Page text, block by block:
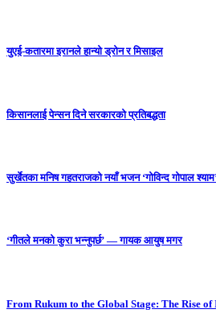
युएई-कतारमा इरानले हान्यो ड्रोन र मिसाइल
किसानलाई पेन्सन दिने सरकारको प्रतिबद्धता
सुर्खेतका मनिष गहतराजको नयाँ भजन ‘गोविन्द गोपाल
‘गीतले मनको कुरा भन्नुपर्छ’ — गायक आयुष मगर
From Rukum to the Global Stage: The Rise